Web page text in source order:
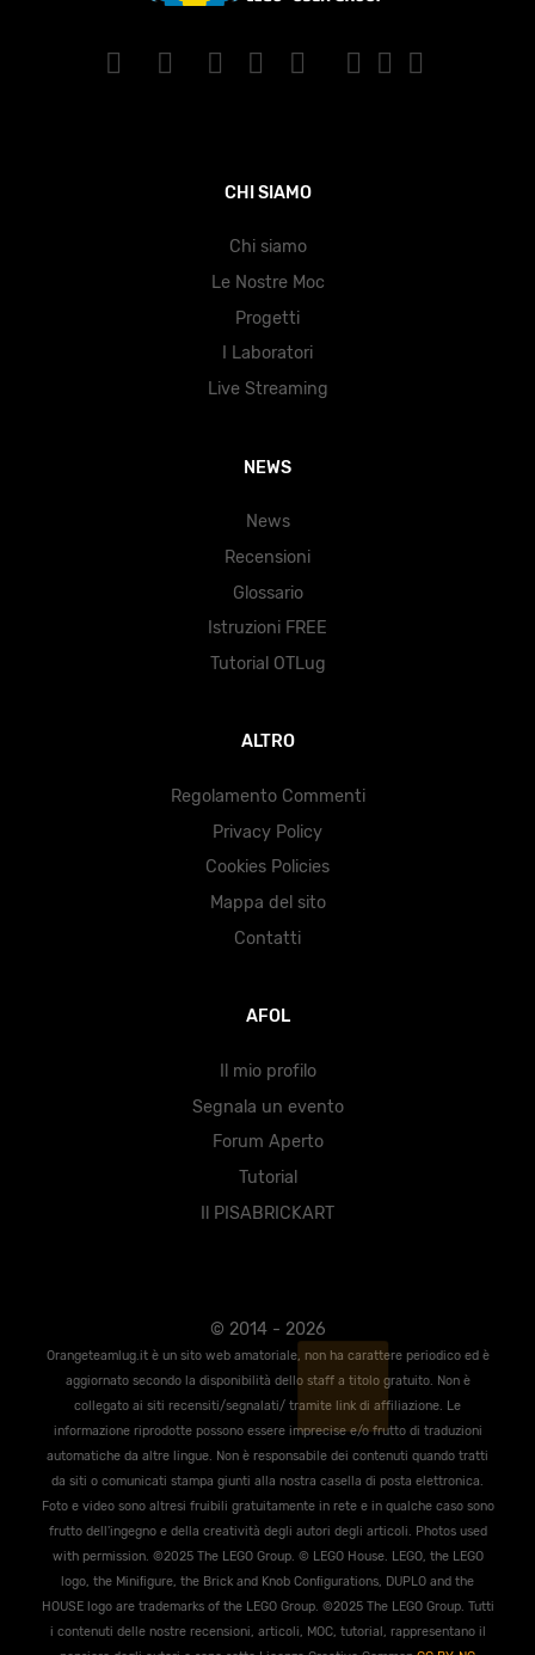
CHI SIAMO
Chi siamo
Le Nostre Moc
Progetti
I Laboratori
Live Streaming
NEWS
News
Recensioni
Glossario
Istruzioni FREE
Tutorial OTLug
ALTRO
Regolamento Commenti
Privacy Policy
Cookies Policies
Mappa del sito
Contatti
AFOL
Il mio profilo
Segnala un evento
Forum Aperto
Tutorial
Il PISABRICKART
© 2014 - 2026
Orangeteamlug.it è un sito web amatoriale, non ha carattere periodico ed è
aggiornato secondo la disponibilità dello staff a titolo gratuito. Non è
collegato ai siti recensiti/segnalati/ tramite link di affiliazione. Le
informazione riprodotte possono essere imprecise e/o frutto di traduzioni
automatiche da altre lingue. Non è responsabile dei contenuti quando tratti
da siti o comunicati stampa giunti alla nostra casella di posta elettronica.
Foto e video sono altresi fruibili gratuitamente in rete e in qualche caso sono
frutto dell'ingegno e della creatività degli autori degli articoli. Photos used
with permission. ©2025 The LEGO Group. © LEGO House. LEGO, the LEGO
logo, the Miniﬁgure, the Brick and Knob Conﬁgurations, DUPLO and the
HOUSE logo are trademarks of the LEGO Group. ©2025 The LEGO Group. Tutti
i contenuti delle nostre recensioni, articoli, MOC, tutorial, rappresentano il